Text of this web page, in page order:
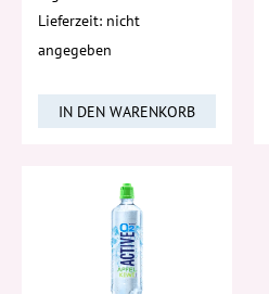
Lieferzeit: nicht
angegeben
IN DEN WARENKORB